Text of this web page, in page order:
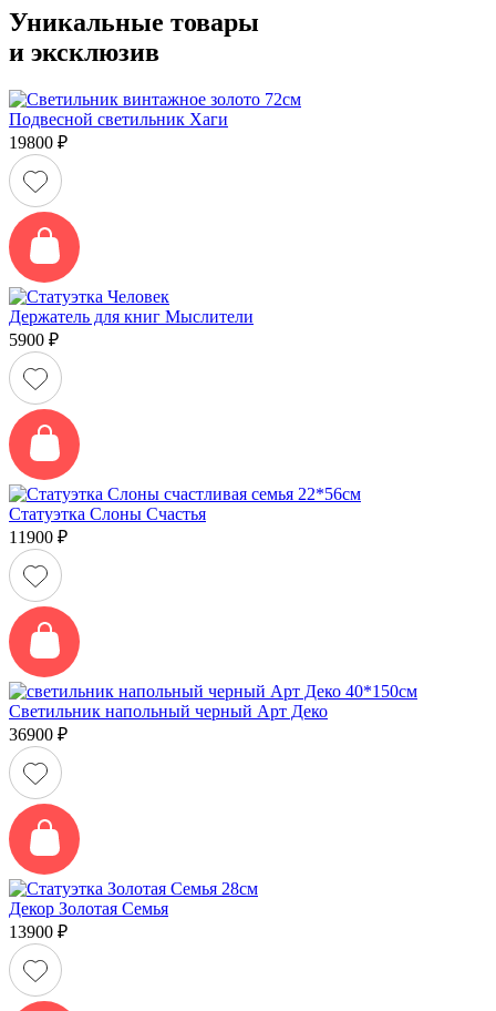
Уникальные товары
и эксклюзив
Подвесной светильник Хаги
19800 ₽
Держатель для книг Мыслители
5900 ₽
Статуэтка Слоны Счастья
11900 ₽
Светильник напольный черный Арт Деко
36900 ₽
Декор Золотая Семья
13900 ₽